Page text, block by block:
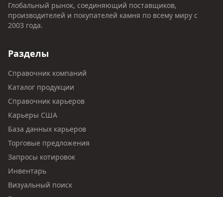
Глобальный рынок, соединяющий поставщиков,
производителей и покупателей камня по всему миру с
2003 года.
Разделы
Справочник компаний
Каталог продукции
Справочник карьеров
Карьеры США
База данных карьеров
Торговые предложения
Запросы котировок
Инвентарь
Визуальный поиск